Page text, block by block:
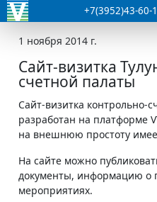
+7(3952)43-60-
1 ноября 2014 г.
Сайт-визитка
счетной палаты
Сайт-визитка контрольно-
разработан на платформе
на внешнюю простоту
На сайте можно
документы, информацию
мероприятиях.